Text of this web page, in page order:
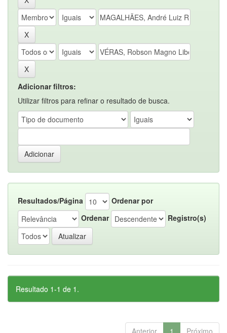
Adicionar filtros:
Utilizar filtros para refinar o resultado de busca.
Resultados/Página
Ordenar por
Ordenar
Registro(s)
Resultado 1-1 de 1.
Anterior 1 Próximo